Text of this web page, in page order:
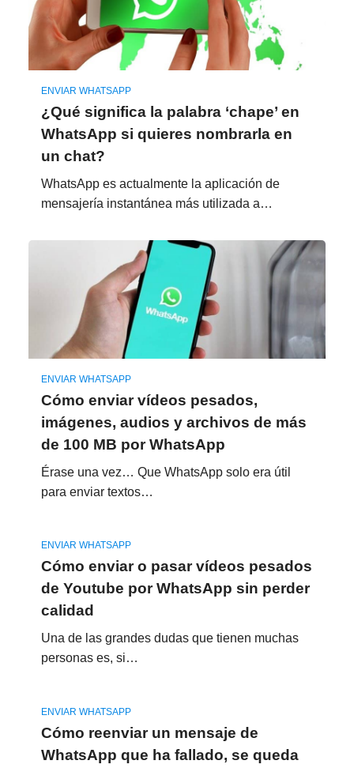
ENVIAR WHATSAPP
¿Qué significa la palabra ‘chape’ en
WhatsApp si quieres nombrarla en
un chat?
WhatsApp es actualmente la aplicación de
mensajería instantánea más utilizada a…
ENVIAR WHATSAPP
Cómo enviar vídeos pesados,
imágenes, audios y archivos de más
de 100 MB por WhatsApp
Érase una vez… Que WhatsApp solo era útil
para enviar textos…
ENVIAR WHATSAPP
Cómo enviar o pasar vídeos pesados
de Youtube por WhatsApp sin perder
calidad
Una de las grandes dudas que tienen muchas
personas es, si…
ENVIAR WHATSAPP
Cómo reenviar un mensaje de
WhatsApp que ha fallado, se queda